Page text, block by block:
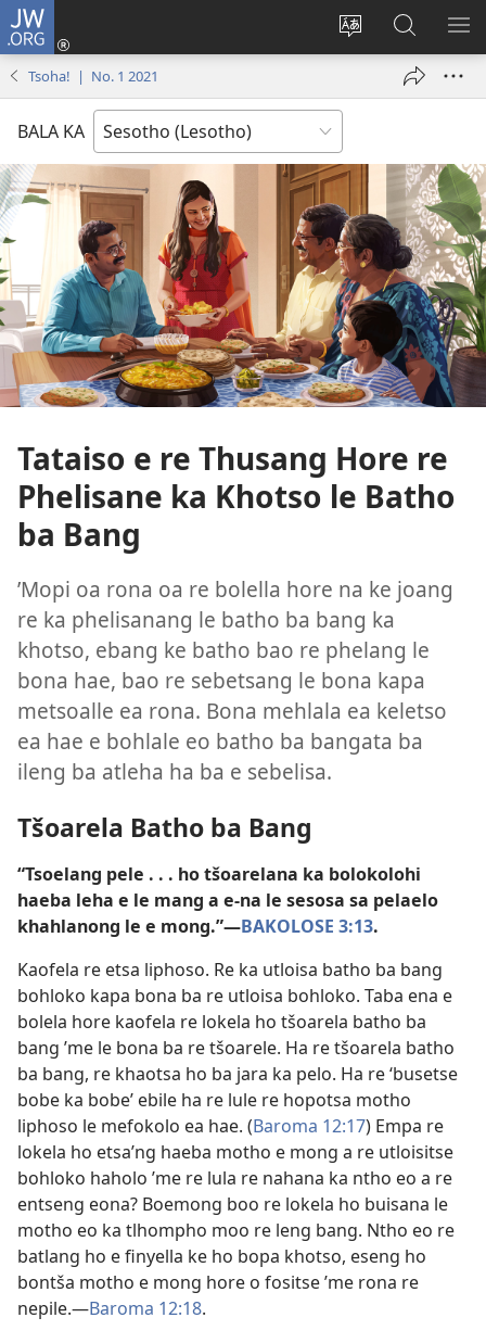
JW.ORG
Fetola
Kena
(opens
Batla
JW.ORG/
Tsoha! | No. 1 2021
BALA KA
Tataiso e re Thusang Hore re
Phelisane ka Khotso le Batho
ba Bang
’Mopi oa rona oa re bolella hore na ke joang
re ka phelisanang le batho ba bang ka
khotso, ebang ke batho bao re phelang le
bona hae, bao re sebetsang le bona kapa
metsoalle ea rona. Bona mehlala ea keletso
ea hae e bohlale eo batho ba bangata ba
ileng ba atleha ha ba e sebelisa.
Tšoarela Batho ba Bang
“Tsoelang pele . . . ho tšoarelana ka bolokolohi
haeba leha e le mang a e-na le sesosa sa pelaelo
khahlanong le e mong.”​—BAKOLOSE 3:13.
Kaofela re etsa liphoso. Re ka utloisa batho ba bang
bohloko kapa bona ba re utloisa bohloko. Taba ena e
bolela hore kaofela re lokela ho tšoarela batho ba
bang ’me le bona ba re tšoarele. Ha re tšoarela batho
ba bang, re khaotsa ho ba jara ka pelo. Ha re ‘busetse
bobe ka bobe’ ebile ha re lule re hopotsa motho
liphoso le mefokolo ea hae. (Baroma 12:​17) Empa re
lokela ho etsa’ng haeba motho e mong a re utloisitse
bohloko haholo ’me re lula re nahana ka ntho eo a re
entseng eona? Boemong boo re lokela ho buisana le
motho eo ka tlhompho moo re leng bang. Ntho eo re
batlang ho e finyella ke ho bopa khotso, eseng ho
bontša motho e mong hore o fositse ’me rona re
nepile.​—Baroma 12:18.